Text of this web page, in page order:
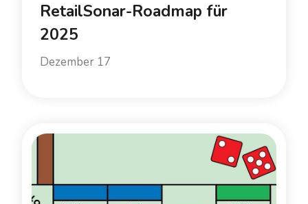
RetailSonar-Roadmap für
2025
Dezember 17